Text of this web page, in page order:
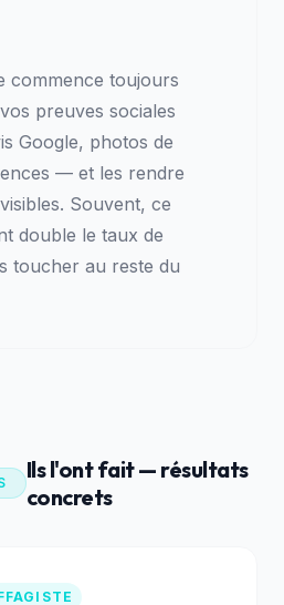
commence toujours
preuves sociales
Google, photos de
— et les rendre
Souvent, ce
double le taux de
toucher au reste du
Ils l'ont fait — résultats
concrets